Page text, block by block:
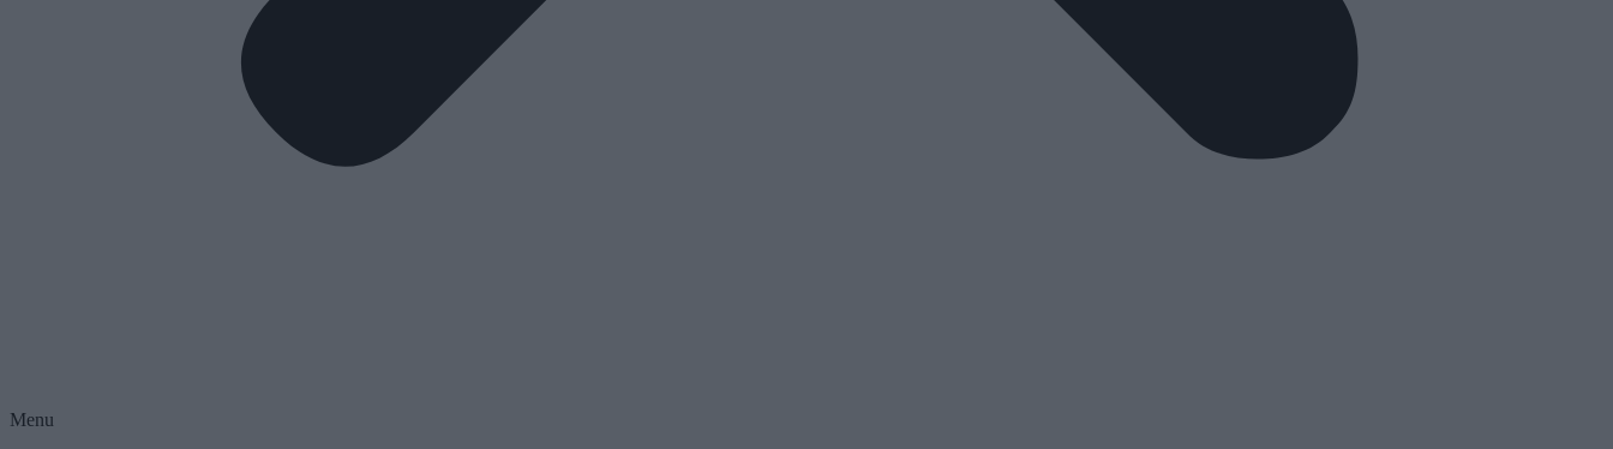
Δημιουργία προφίλ εξατομικευμένου περιεχομένου (230 συνεργατες) ΑΠΕΝΕΡΓΟΠΟΙΗΜΕΝΟ
Επιλογή εξατομικευμένου περιεχομένου (210 συνεργατες) ΑΠΕΝΕΡΓΟΠΟΙΗΜΕΝΟ
Μέτρηση απόδοσης διαφημίσεων (466 συνεργατες) ΑΠΕΝΕΡΓΟΠΟΙΗΜΕΝΟ
Menu